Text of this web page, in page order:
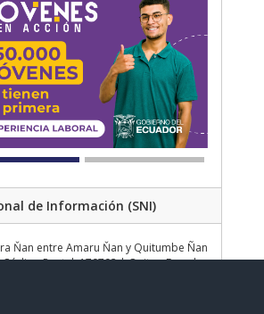
de Información (SNI)
Ňan entre Amaru Ňan y Quitumbe Ñan
Postal: 170702 | Quito - Ecuador